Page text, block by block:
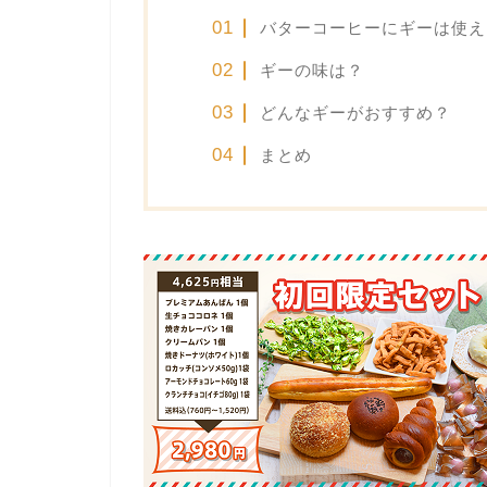
バターコーヒーにギーは使
ギーの味は？
どんなギーがおすすめ？
まとめ